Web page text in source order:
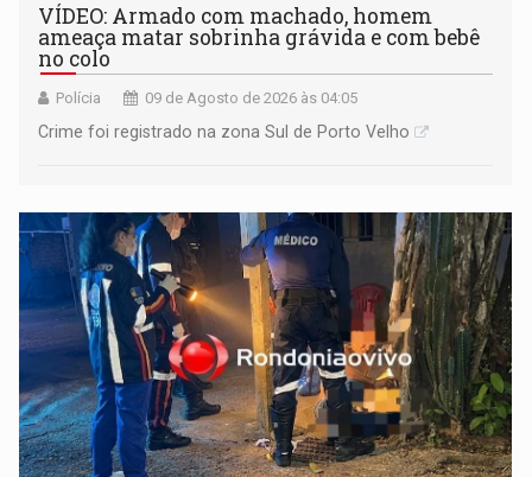
VÍDEO: Armado com machado, homem
ameaça matar sobrinha grávida e com bebê
no colo
Polícia 09 de Agosto de 2026 às 04:05
Crime foi registrado na zona Sul de Porto Velho